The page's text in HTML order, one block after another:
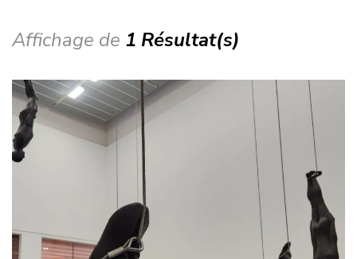
Affichage de 1 Résultat(s)